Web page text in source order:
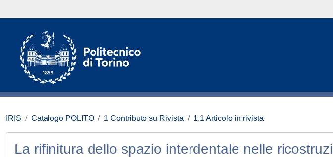
IRIS Catalogo POLITO 1 Contributo su Rivista 1.1 Articolo in rivista
La rifinitura dello spazio interdentale nelle